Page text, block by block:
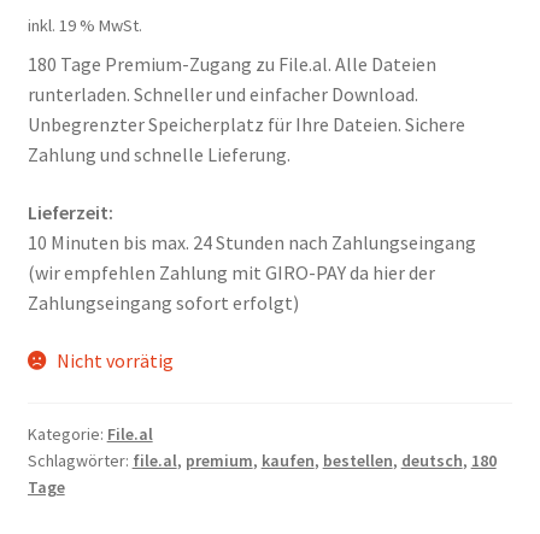
Impressum
Kontakt
Versandinfos
Widerrufsbelehrung
inkl. 19 % MwSt.
180 Tage Premium-Zugang zu File.al. Alle Dateien
runterladen. Schneller und einfacher Download.
Unbegrenzter Speicherplatz für Ihre Dateien. Sichere
Zahlung und schnelle Lieferung.
Lieferzeit:
10 Minuten bis max. 24 Stunden nach Zahlungseingang
(wir empfehlen Zahlung mit GIRO-PAY da hier der
Zahlungseingang sofort erfolgt)
Nicht vorrätig
Kategorie: File.al
Schlagwörter: file.al, premium, kaufen, bestellen, deutsch, 180
Tage